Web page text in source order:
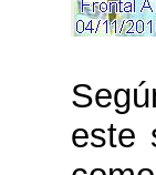
este